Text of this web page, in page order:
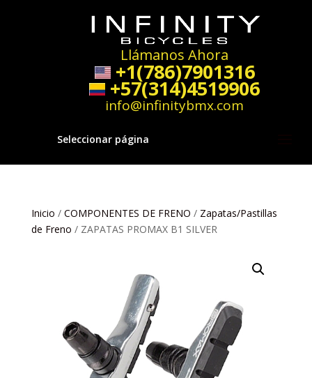
Llámanos Ahora
+1(786)7901316
+57(314)4519906
info@infinitybmx.com
Seleccionar página
Inicio / COMPONENTES DE FRENO / Zapatas/Pastillas
de Freno / ZAPATAS PROMAX B1 SILVER